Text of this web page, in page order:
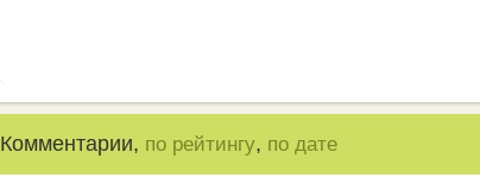
Комментарии, по рейтингу, по дате